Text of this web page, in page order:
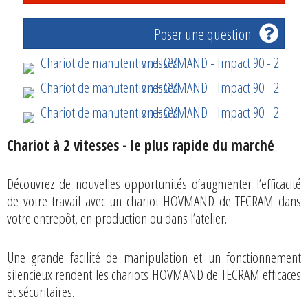
Poser une question
Chariot à 2 vitesses - le plus rapide du marché
Découvrez de nouvelles opportunités d’augmenter l’efficacité
de votre travail avec un chariot HOVMAND de TECRAM dans
votre entrepôt, en production ou dans l’atelier.
Une grande facilité de manipulation et un fonctionnement
silencieux rendent les chariots HOVMAND de TECRAM efficaces
et sécuritaires.